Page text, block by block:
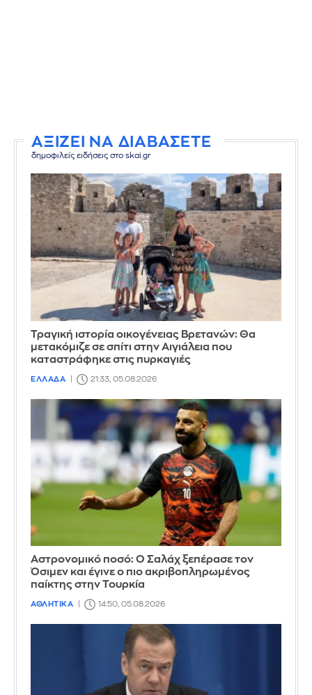
ΑΞΙΖΕΙ ΝΑ ΔΙΑΒΑΣΕΤΕ
δημοφιλείς ειδήσεις στο skai.gr
Τραγική ιστορία οικογένειας Βρετανών: Θα
μετακόμιζε σε σπίτι στην Αιγιάλεια που
καταστράφηκε στις πυρκαγιές
ΕΛΛΑΔΑ 21:33, 05.08.2026
Αστρονομικό ποσό: Ο Σαλάχ ξεπέρασε τον
Όσιμεν και έγινε ο πιο ακριβοπληρωμένος
παίκτης στην Τουρκία
ΑΘΛΗΤΙΚΑ 14:50, 05.08.2026